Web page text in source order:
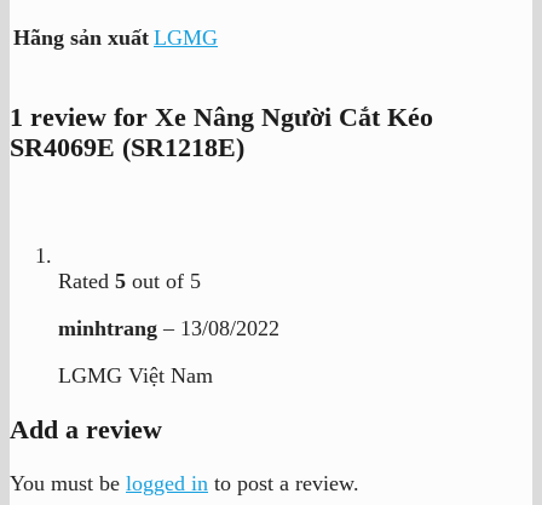
Hãng sản xuất LGMG
1 review for Xe Nâng Người Cắt Kéo
SR4069E (SR1218E)
Rated 5 out of 5
minhtrang– 13/08/2022
LGMG Việt Nam
Add a review
You must be logged in to post a review.